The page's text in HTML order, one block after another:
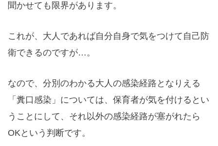
聞かせても限界があります。
これが、大人であれば自分自身で気をつけて自己防
衛できるのですが…。
なので、分別のわかる大人の感染経路となりえる
「糞口感染」については、保育者が気を付けるとい
うことにして、それ以外の感染経路が塞がれたら
OKという判断です。